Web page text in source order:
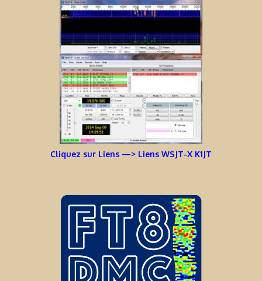
Cliquez sur Liens —> Liens WSJT-X K1JT